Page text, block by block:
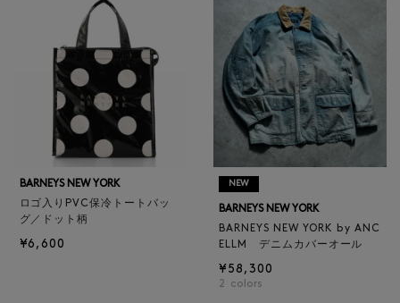
BARNEYS NEW YORK
ロゴ入りPVC保冷トートバッ
グ／ドット柄
¥6,600
NEW
BARNEYS NEW YORK
BARNEYS NEW YORK by ANC
ELLM デニムカバーオール
¥58,300
2 colors